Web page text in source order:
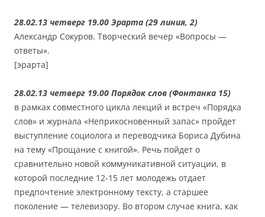
28.02.13 четверг 19.00 Эрарта (29 линия, 2)
Александр Сокуров. Творческий вечер «Вопросы —
ответы».
[эрарта]
28.02.13 четверг 19.00 Порядок слов (Фонтанка 15)
в рамках совместного цикла лекций и встреч «Порядка
слов» и журнала «Неприкосновенный запас» пройдет
выступление социолога и переводчика Бориса Дубина
на тему «Прощание с книгой». Речь пойдет о
сравнительно новой коммуникативной ситуации, в
которой последние 12-15 лет молодежь отдает
предпочтение электронному тексту, а старшее
поколение — телевизору. Во втором случае книга, как